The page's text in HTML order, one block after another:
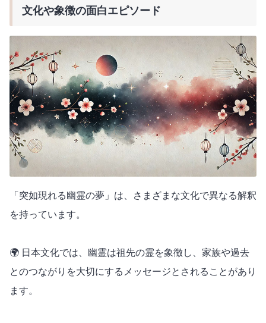
文化や象徴の面白エピソード
「突如現れる幽霊の夢」は、さまざまな文化で異なる解釈
を持っています。
🌍 日本文化では、幽霊は祖先の霊を象徴し、家族や過去
とのつながりを大切にするメッセージとされることがあり
ます。